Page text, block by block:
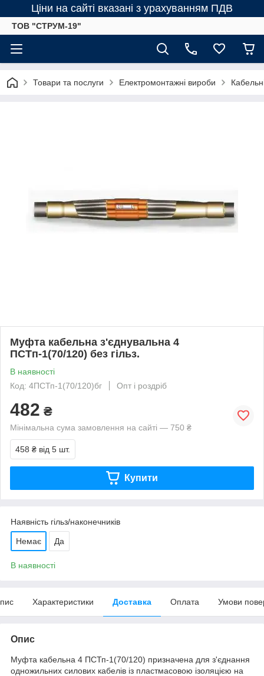
Ціни на сайті вказані з урахуванням ПДВ
ТОВ "СТРУМ-19"
Товари та послуги Електромонтажні вироби
Муфта кабельна з'єднувальна 4
ПСТп-1(70/120) без гільз.
В наявності
Код: 4ПСТп-1(70/120)бг
Опт і роздріб
482 ₴
Мінімальна сума замовлення на сайті — 750 ₴
458 ₴ від 5 шт.
Купити
Наявність гільз/наконечників
Немає Да
В наявності
Характеристики Доставка Оплата Умови
Опис
Муфта кабельна 4 ПСТп-1(70/120) призначена для з'єднання
одножильних силових кабелів із пластмасовою ізоляцією на